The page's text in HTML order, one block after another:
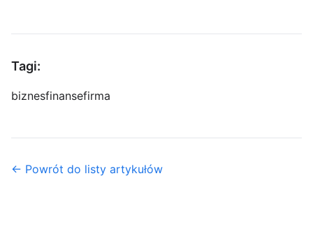
Tagi:
biznesfinansefirma
← Powrót do listy artykułów